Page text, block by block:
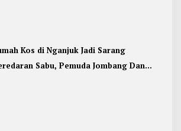
Kos di Nganjuk Jadi Sarang
Sabu, Pemuda Jombang Dan